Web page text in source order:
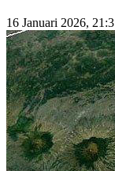
16 Januari 2026,